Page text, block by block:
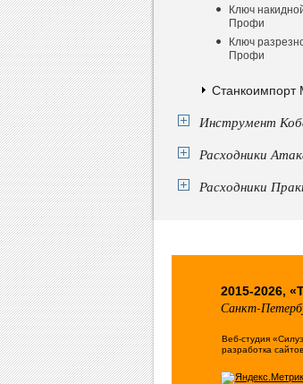
Ключ
Профи
Ключ
Профи
Станкоимпорт
Инструмент
Расходники
Расходники
2015-2026,
Санкт-
Веб-студия
разработка